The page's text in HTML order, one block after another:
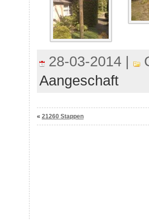
28-03-2014 |
Aangeschaft
« 21260 Stappen